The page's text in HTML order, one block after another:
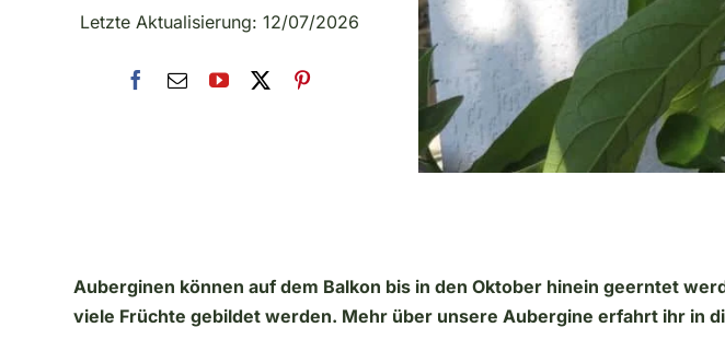
Letzte Aktualisierung: 12/07/2026
Auberginen können auf dem Balkon bis in den Oktober hinein geerntet
viele Früchte gebildet werden. Mehr über unsere Aubergine erfahrt ihr in